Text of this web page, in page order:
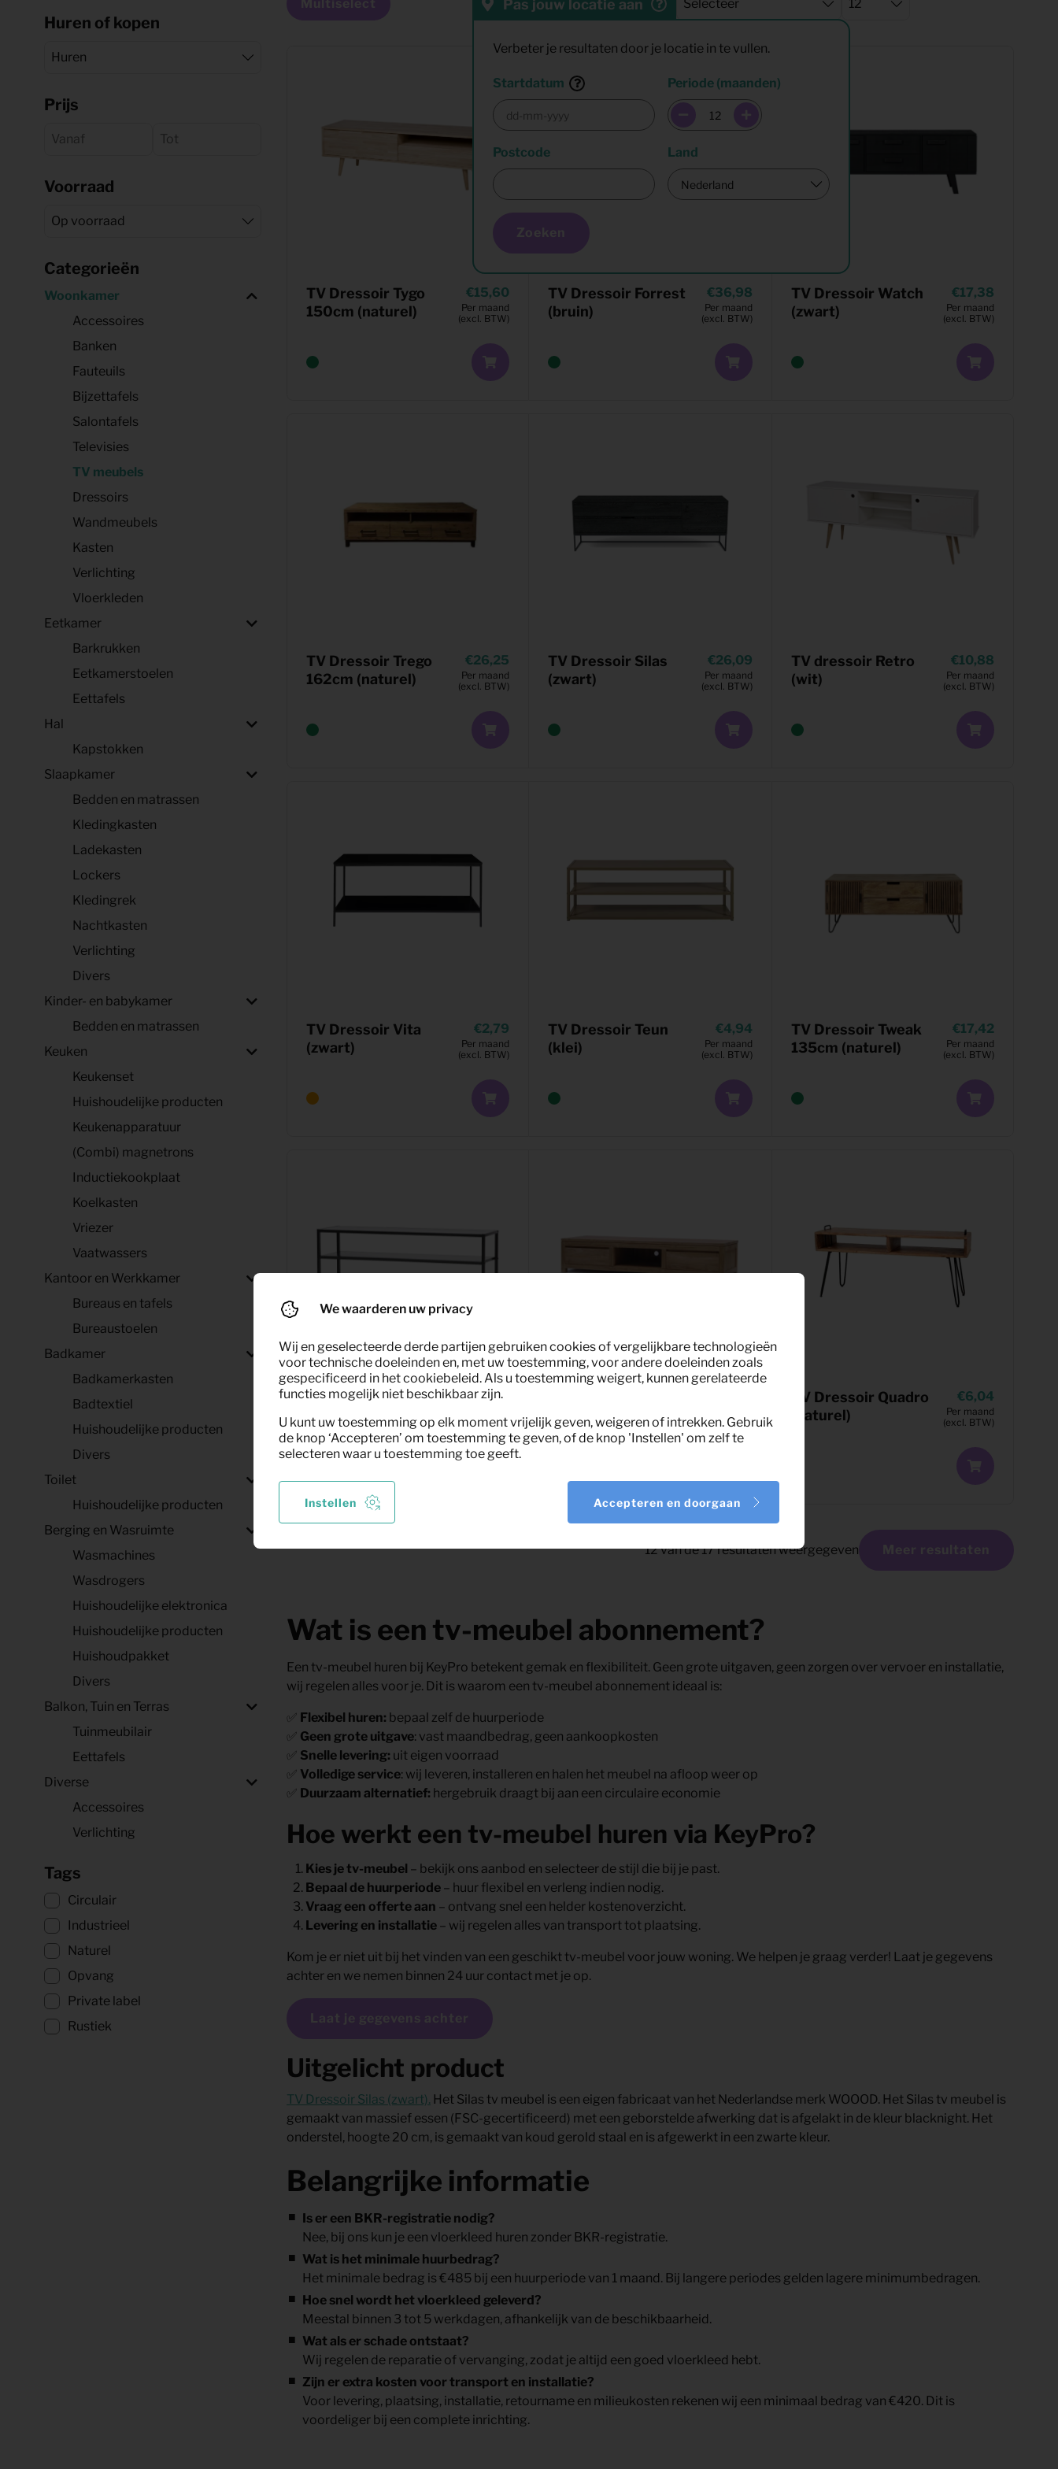
Offerte aanvragen
Offerte aanvragen
Huren of kopen
Prijs
Voorraad
Categorieën
Woonkamer
Accessoires
Banken
Fauteuils
Bijzettafels
Salontafels
Televisies
TV meubels
Dressoirs
Wandmeubels
Kasten
Verlichting
Vloerkleden
Eetkamer
Barkrukken
Eetkamerstoelen
Eettafels
Hal
Kapstokken
Slaapkamer
Bedden en matrassen
Kledingkasten
Ladekasten
Lockers
Kledingrek
Nachtkasten
Verlichting
Divers
Kinder- en babykamer
Bedden en matrassen
Keuken
Keukenset
Huishoudelijke producten
Keukenapparatuur
(Combi) magnetrons
Inductiekookplaat
Koelkasten
Vriezer
Vaatwassers
Kantoor en Werkkamer
Bureaus en tafels
Bureaustoelen
Badkamer
Badkamerkasten
Badtextiel
Huishoudelijke producten
Divers
Toilet
Huishoudelijke producten
Berging en Wasruimte
Wasmachines
Wasdrogers
Huishoudelijke elektronica
Huishoudelijke producten
Huishoudpakket
Divers
Balkon, Tuin en Terras
Tuinmeubilair
Eettafels
Diverse
Accessoires
Verlichting
Tags
Circulair
Industrieel
Naturel
Opvang
Private label
Rustiek
Multiselect Pas jouw locatie aan
Verbeter je resultaten door je locatie in te vullen.
Startdatum Periode (maanden)
Postcode Land
Zoeken
TV Dressoir Tygo
150cm (naturel)
15,60
Per maand
(excl. BTW)
TV Dressoir Forrest
(bruin)
36,98
Per maand
(excl. BTW)
TV Dressoir Watch
(zwart)
17,38
Per maand
(excl. BTW)
TV Dressoir Trego
162cm (naturel)
26,25
Per maand
(excl. BTW)
TV Dressoir Silas
(zwart)
26,09
Per maand
(excl. BTW)
TV dressoir Retro
(wit)
10,88
Per maand
(excl. BTW)
TV Dressoir Vita
(zwart)
2,79
Per maand
(excl. BTW)
TV Dressoir Teun
(klei)
4,94
Per maand
(excl. BTW)
TV Dressoir Tweak
135cm (naturel)
17,42
Per maand
(excl. BTW)
TV Dressoir Teun
(zwart)
4,94
(excl. BTW)
180cm (naturel)
(excl. BTW)
TV Dressoir Quadro
(naturel)
6,04
Per maand
(excl. BTW)
12van de17resultaten weergegeven Meer resultaten
Wat is een tv-meubel abonnement?
Een tv-meubel huren bij KeyPro betekent gemak en flexibiliteit. Geen grote uitgaven, geen zorgen over vervoer en installatie,
wij regelen alles voor je. Dit is waarom een tv-meubel abonnement ideaal is:
✅ Flexibel huren: bepaal zelf de huurperiode
✅ Geen grote uitgave: vast maandbedrag, geen aankoopkosten
✅ Snelle levering: uit eigen voorraad
✅ Volledige service: wij leveren, installeren en halen het meubel na afloop weer op
✅ Duurzaam alternatief: hergebruik draagt bij aan een circulaire economie
Hoe werkt een tv-meubel huren via KeyPro?
Kies je tv-meubel – bekijk ons aanbod en selecteer de stijl die bij je past.
Bepaal de huurperiode – huur flexibel en verleng indien nodig.
Vraag een offerte aan – ontvang snel een helder kostenoverzicht.
Levering en installatie – wij regelen alles van transport tot plaatsing.
Kom je er niet uit bij het vinden van een geschikt tv-meubel voor jouw woning. We helpen je graag verder! Laat je gegevens
achter en we nemen binnen 24 uur contact met je op.
Laat je gegevens achter
Uitgelicht product
TV Dressoir Silas (zwart). Het Silas tv meubel is een eigen fabricaat van het Nederlandse merk WOOOD. Het Silas tv meubel is
gemaakt van massief essen (FSC-gecertificeerd) met een geborstelde afwerking dat is afgelakt in de kleur blacknight. Het
onderstel, hoogte 20 cm, is gemaakt van koud gerold staal en is afgewerkt in een zwarte kleur.
Belangrijke informatie
Is er een BKR-registratie nodig?
Nee, bij ons kun je een vloerkleed huren zonder BKR-registratie.
Wat is het minimale huurbedrag?
Het minimale bedrag is €485 bij een huurperiode van 1 maand. Bij langere periodes gelden lagere minimumbedragen.
Hoe snel wordt het vloerkleed geleverd?
Meestal binnen 3 tot 5 werkdagen, afhankelijk van de beschikbaarheid.
Wat als er schade ontstaat?
Wij regelen de reparatie of vervanging, zodat je altijd een goed vloerkleed hebt.
Zijn er extra kosten voor transport en installatie?
Voor levering, plaatsing, installatie, retourname en milieukosten rekenen wij een minimaal bedrag van €420. Dit is
voordeliger bij een complete inrichting.
We waarderen uw privacy
Wij en geselecteerde derde partijen gebruiken cookies of vergelijkbare technologieën
voor technische doeleinden en, met uw toestemming, voor andere doeleinden zoals
gespecificeerd in het cookiebeleid. Als u toestemming weigert, kunnen gerelateerde
functies mogelijk niet beschikbaar zijn.
U kunt uw toestemming op elk moment vrijelijk geven, weigeren of intrekken. Gebruik
de knop ‘Accepteren’ om toestemming te geven, of de knop 'Instellen' om zelf te
selecteren waar u toestemming toe geeft.
Instellen Accepteren en doorgaan